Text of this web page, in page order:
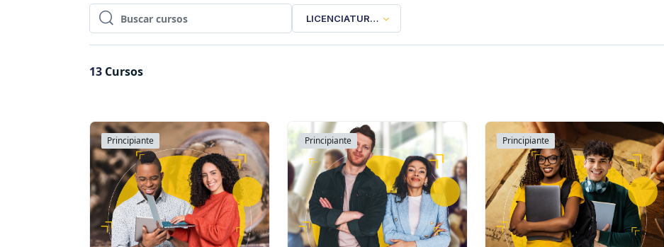
Buscar cursos
Buscar cursos LICENCIATURA EN CIENCIAS SOCIALES CON ÉNFASIS EN HISTORIA
13 Cursos
Principiante Principiante Principiante